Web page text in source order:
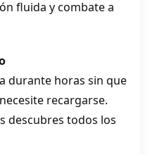
fluida y combate a
durante horas sin que
recargarse.
descubres todos los